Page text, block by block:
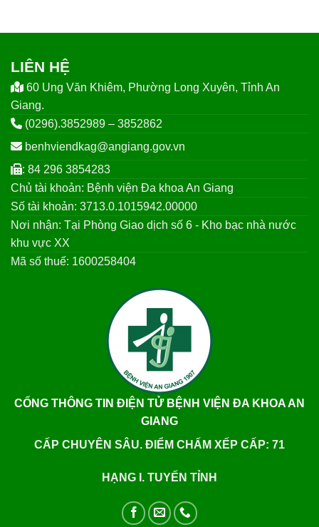
LIÊN HỆ
60 Ung Văn Khiêm, Phường Long Xuyên, Tỉnh An
Giang.
(0296).3852989 – 3852862
benhviendkag@angiang.gov.vn
: 84 296 3854283
Chủ tài khoản: Bệnh viện Đa khoa An Giang
Số tài khoản: 3713.0.1015942.00000
Nơi nhận: Tại Phòng Giao dịch số 6 - Kho bạc nhà nước
khu vực XX
Mã số thuế: 1600258404
CỔNG THÔNG TIN ĐIỆN TỬ BỆNH VIỆN ĐA KHOA AN
GIANG
CẤP CHUYÊN SÂU. ĐIỂM CHẤM XẾP CẤP: 71
HẠNG I. TUYẾN TỈNH